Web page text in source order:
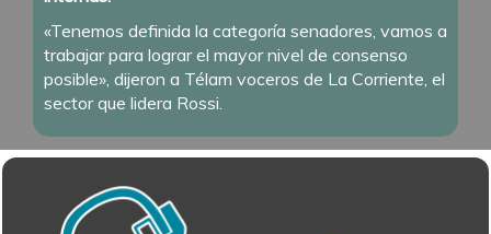
«Tenemos definida la categoría senadores, vamos a
trabajar para lograr el mayor nivel de consenso
posible», dijeron a Télam voceros de La Corriente, el
sector que lidera Rossi.